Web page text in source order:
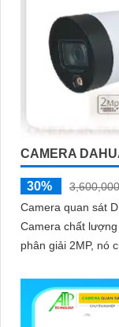
CAMERA
30%
Camera quan sát
Camera chất lượng
phân giải 2MP, nó